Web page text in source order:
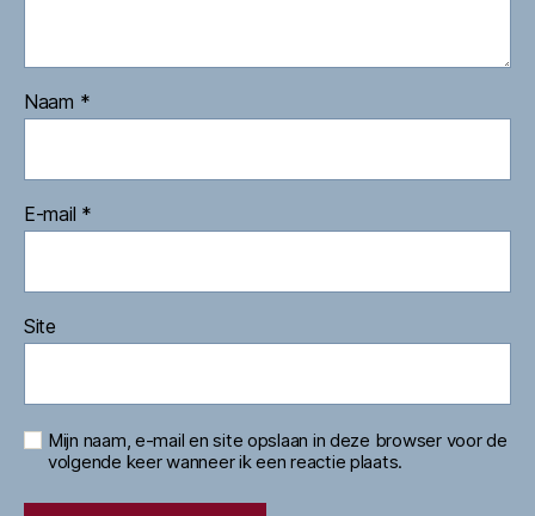
Naam *
E-mail *
Site
Mijn naam, e-mail en site opslaan in deze browser voor de
volgende keer wanneer ik een reactie plaats.